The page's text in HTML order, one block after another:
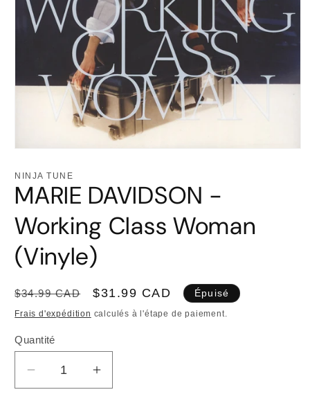
média
dans
une
fenêtre
modale
NINJA TUNE
MARIE DAVIDSON -
Working Class Woman
(Vinyle)
Prix
habituel
$34.99 CAD
Prix
promotionnel
$31.99 CAD Épuisé
Frais d'expédition calculés à l'étape de paiement.
Quantité
Quantité
Réduire
la
Augmenter
la